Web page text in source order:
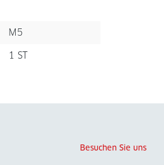
M5
1 ST
Besuchen Sie uns